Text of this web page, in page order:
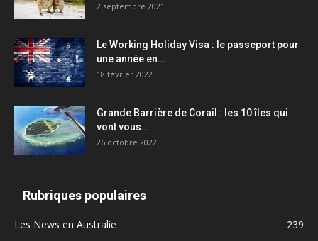
2 septembre 2021
Le Working Holiday Visa : le passeport pour
une année en...
18 février 2022
Grande Barrière de Corail : les 10 îles qui
vont vous...
26 octobre 2022
Rubriques populaires
Les News en Australie
239